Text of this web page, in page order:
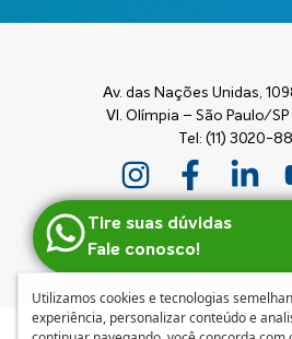
Av. das Nações Unidas,
Vl. Olímpia – São Paulo/
Tel: (11) 3020-
Tire suas dúvidas
Fale conosco!
Utilizamos cookies e tecnologias
experiência, personalizar conteúdo e